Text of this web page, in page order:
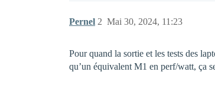
Pernel Mai 30, 2024, 11:23
2
Pour quand la sortie et les tests des
qu’un équivalent M1 en perf/watt, ça